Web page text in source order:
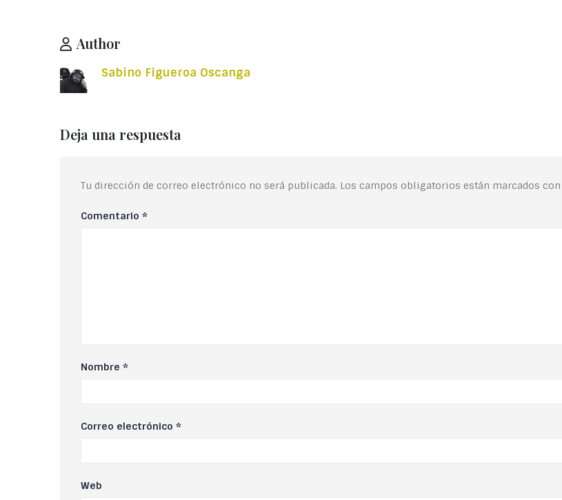
Author
Sabino Figueroa Oscanga
Deja una respuesta
Tu dirección de correo electrónico no será publicada. Los campos obligatorios están marcados con
Comentario *
Nombre *
Correo electrónico *
Web